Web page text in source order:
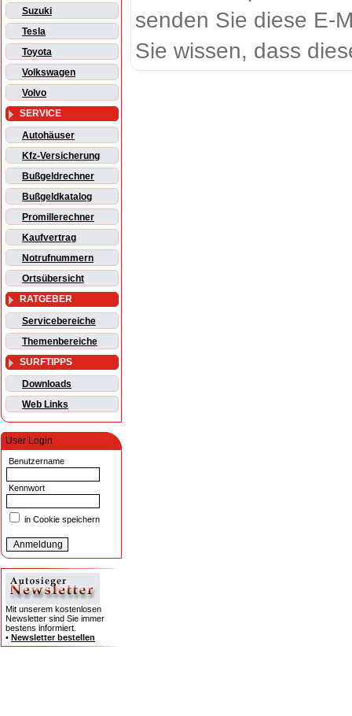
Suzuki
Tesla
Toyota
Volkswagen
Volvo
SERVICE
Autohäuser
Kfz-Versicherung
Bußgeldrechner
Bußgeldkatalog
Promillerechner
Kaufvertrag
Notrufnummern
Ortsübersicht
RATGEBER
Servicebereiche
Themenbereiche
SURFTIPPS
Downloads
Web Links
User Login
Benutzername
Kennwort
in Cookie speichern
Mit unserem kostenlosen
Newsletter sind Sie immer
bestens informiert.
• Newsletter bestellen
senden Sie diese E-
Sie wissen, dass